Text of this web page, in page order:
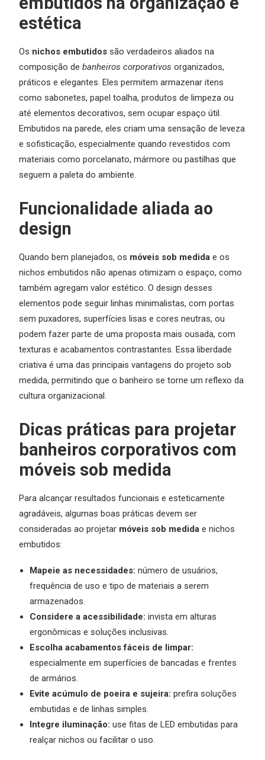
estética
Os nichos embutidos são verdadeiros aliados na
composição de banheiros corporativos organizados,
práticos e elegantes. Eles permitem armazenar itens
como sabonetes, papel toalha, produtos de limpeza ou
até elementos decorativos, sem ocupar espaço útil.
Embutidos na parede, eles criam uma sensação de leveza
e sofisticação, especialmente quando revestidos com
materiais como porcelanato, mármore ou pastilhas que
seguem a paleta do ambiente.
Funcionalidade aliada ao
design
Quando bem planejados, os móveis sob medida e os
nichos embutidos não apenas otimizam o espaço, como
também agregam valor estético. O design desses
elementos pode seguir linhas minimalistas, com portas
sem puxadores, superfícies lisas e cores neutras, ou
podem fazer parte de uma proposta mais ousada, com
texturas e acabamentos contrastantes. Essa liberdade
criativa é uma das principais vantagens do projeto sob
medida, permitindo que o banheiro se torne um reflexo da
cultura organizacional.
Dicas práticas para projetar
banheiros corporativos com
móveis sob medida
Para alcançar resultados funcionais e esteticamente
agradáveis, algumas boas práticas devem ser
consideradas ao projetar móveis sob medida e nichos
embutidos:
Mapeie as necessidades: número de usuários,
frequência de uso e tipo de materiais a serem
armazenados.
Considere a acessibilidade: invista em alturas
ergonômicas e soluções inclusivas.
Escolha acabamentos fáceis de limpar:
especialmente em superfícies de bancadas e frentes
de armários.
Evite acúmulo de poeira e sujeira: prefira soluções
embutidas e de linhas simples.
Integre iluminação: use fitas de LED embutidas para
realçar nichos ou facilitar o uso.